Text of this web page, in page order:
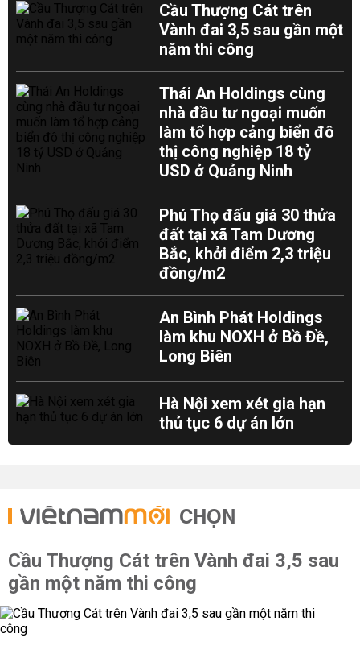
Cầu Thượng Cát trên
Vành đai 3,5 sau gần một
năm thi công
Thái An Holdings cùng
nhà đầu tư ngoại muốn
làm tổ hợp cảng biển đô
thị công nghiệp 18 tỷ
USD ở Quảng Ninh
Phú Thọ đấu giá 30 thửa
đất tại xã Tam Dương
Bắc, khởi điểm 2,3 triệu
đồng/m2
An Bình Phát Holdings
làm khu NOXH ở Bồ Đề,
Long Biên
Hà Nội xem xét gia hạn
thủ tục 6 dự án lớn
CHỌN
Cầu Thượng Cát trên Vành đai 3,5 sau
gần một năm thi công